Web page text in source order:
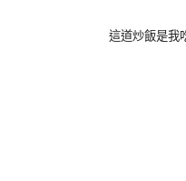
這道炒飯是我